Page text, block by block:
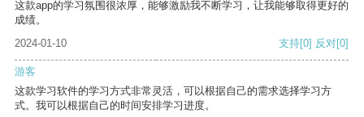
这款app的学习氛围很浓厚，能够激励我不断学习，让我能够取得更好的
成绩。
2024-01-10
支持[0] 反对[0]
游客
这款学习软件的学习方式非常灵活，可以根据自己的需求选择学习方
式。我可以根据自己的时间安排学习进度。